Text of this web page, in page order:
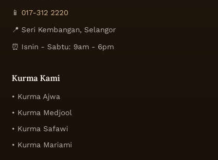
📱 017-312 2220
📍 Seri Kembangan, Selangor
⏰ Isnin - Sabtu: 9am - 6pm
Kurma Kami
• Kurma Ajwa
• Kurma Medjool
• Kurma Safawi
• Kurma Mariami